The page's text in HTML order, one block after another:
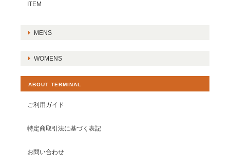
ITEM
MENS
WOMENS
ABOUT TERMINAL
ご利用ガイド
特定商取引法に基づく表記
お問い合わせ